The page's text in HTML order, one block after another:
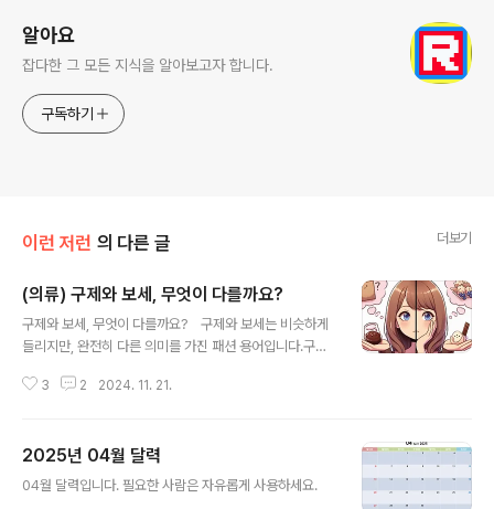
알아요
잡다한 그 모든 지식을 알아보고자 합니다.
구독하기
이런 저런 의 다른 글 더보기
(의류) 구제와 보세, 무엇이 다를까요?
구제와 보세, 무엇이 다를까요? 구제와 보세는 비슷하게
들리지만, 완전히 다른 의미를 가진 패션 용어입니다.구제
양성: 다양한 브랜드, 스타일, 시대의 옷을 만날 수 있습니
있습니다.환경친화적: 새 옷 생산으로 인한 환경 오염을 줄
일 수 있습니다.구매처: 구제 샵, 온라인 구제 마켓 등보세
3 2 2024. 11. 21.
2025년 04월 달력
04월 달력입니다. 필요한 사람은 자유롭게 사용하세요.